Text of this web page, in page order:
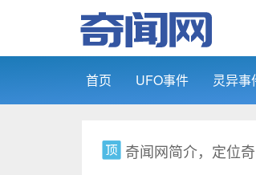
首页 UFO事件 灵异事
奇闻网简介，定位